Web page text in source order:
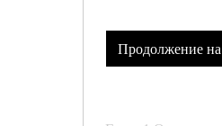
Продолжение